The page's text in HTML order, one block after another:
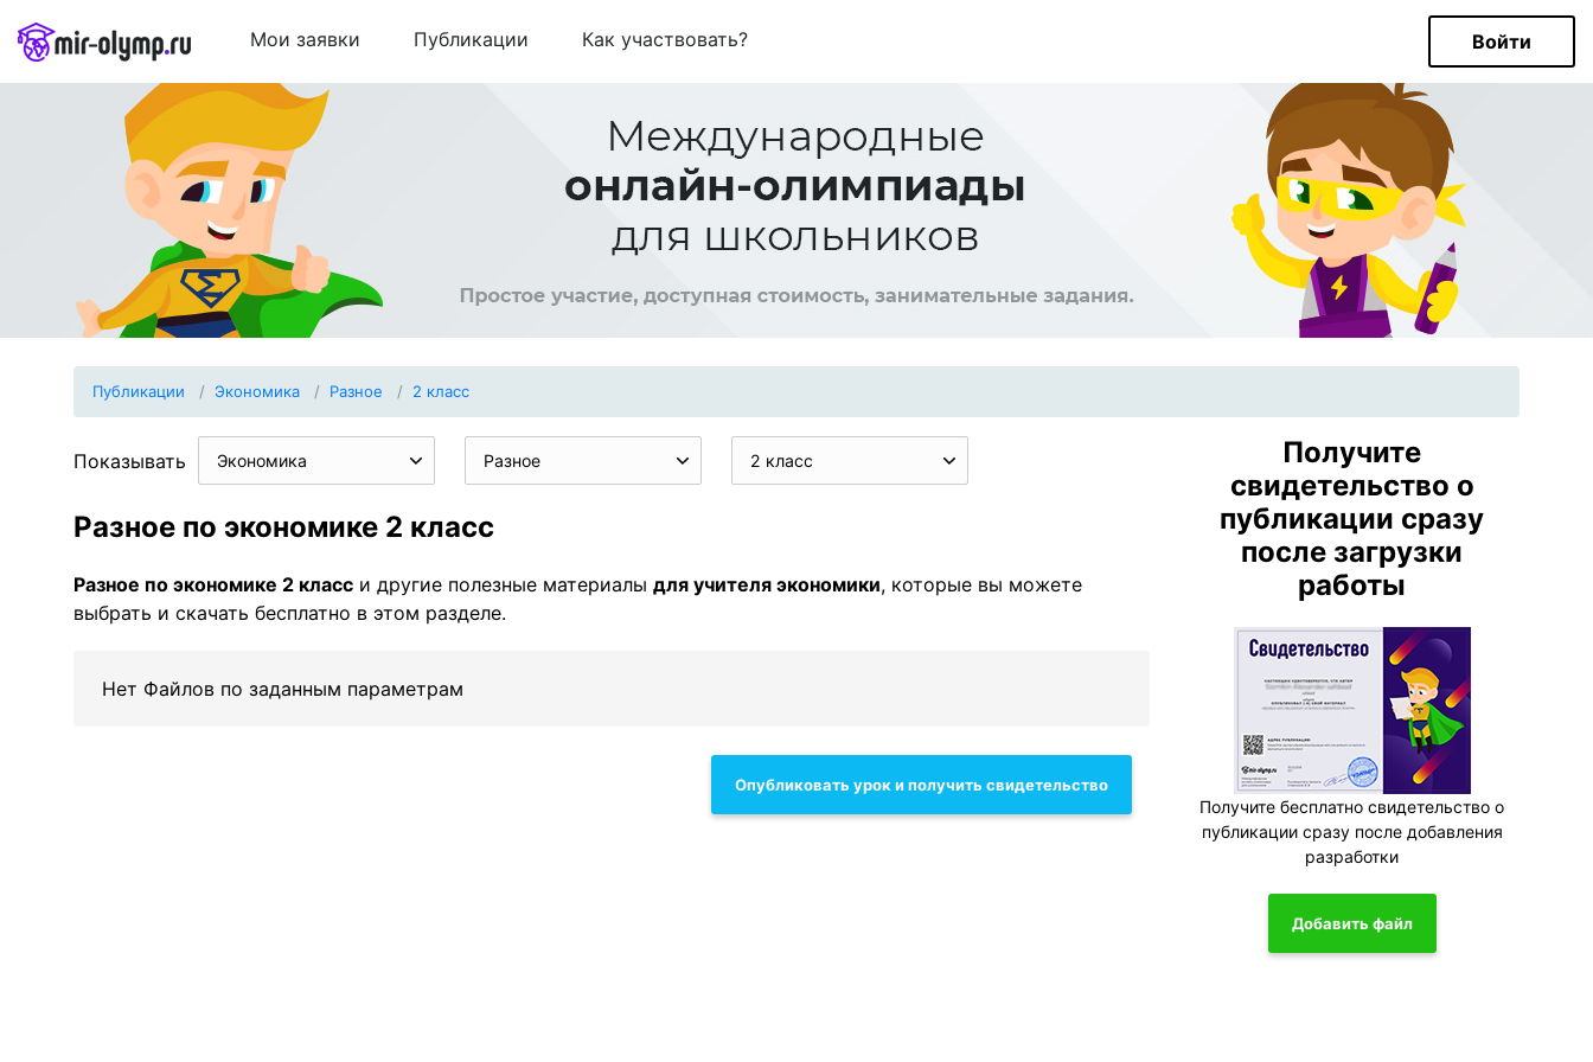
Мои заявки Публикации Как участвовать? Войти
Публикации Экономика Разное 2 класс
Показывать Экономика Разное 2 класс
Разное по экономике 2 класс
Разное по экономике 2 класс и другие полезные материалы для учителя экономики, которые вы можете
выбрать и скачать бесплатно в этом разделе.
Нет Файлов по заданным параметрам
Опубликовать урок и получить свидетельство
Получите
свидетельство о
публикации сразу
после загрузки
работы
Получите бесплатно свидетельство о
публикации сразу после добавления
разработки
Добавить файл